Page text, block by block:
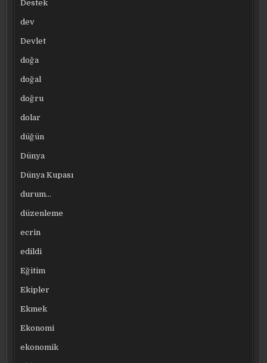
Destek
dev
Devlet
doğa
doğal
doğru
dolar
düğün
Dünya
Dünya Kupası
durum…
düzenleme
ecrin
edildi
Eğitim
Ekipler
Ekmek
Ekonomi
ekonomik